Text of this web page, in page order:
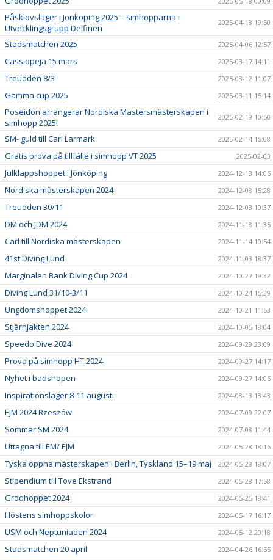
Påsklovsläger i Jönköping 2025 – simhopparna i
Utvecklingsgrupp Delfinen
2025-04-18 19:50
Stadsmatchen 2025 2025-04-06 12:57
Cassiopeja 15 mars 2025-03-17 14:11
Treudden 8/3 2025-03-12 11:07
Gamma cup 2025 2025-03-11 15:14
Poseidon arrangerar Nordiska Mastersmästerskapen i
simhopp 2025!
2025-02-19 10:50
SM- guld till Carl Larmark 2025-02-14 15:08
Gratis prova på tillfälle i simhopp VT 2025 2025-02-03
Julklappshoppet i Jönköping 2024-12-13 14:06
Nordiska mästerskapen 2024 2024-12-08 15:28
Treudden 30/11 2024-12-03 10:37
DM och JDM 2024 2024-11-18 11:35
Carl till Nordiska mästerskapen 2024-11-14 10:54
41st Diving Lund 2024-11-03 18:37
Marginalen Bank Diving Cup 2024 2024-10-27 19:32
Diving Lund 31/10-3/11 2024-10-24 15:39
Ungdomshoppet 2024 2024-10-21 11:53
Stjärnjakten 2024 2024-10-05 18:04
Speedo Dive 2024 2024-09-29 23:09
Prova på simhopp HT 2024 2024-09-27 14:17
Nyhet i badshopen 2024-09-27 14:06
Inspirationsläger 8-11 augusti 2024-08-13 13:43
EJM 2024 Rzeszów 2024-07-09 22:07
Sommar SM 2024 2024-07-08 11:44
Uttagna till EM/ EJM 2024-05-28 18:16
Tyska öppna mästerskapen i Berlin, Tyskland 15–19 maj 2024-05-28 18:07
Stipendium till Tove Ekstrand 2024-05-28 17:58
Grodhoppet 2024 2024-05-25 18:41
Höstens simhoppskolor 2024-05-17 16:17
USM och Neptuniaden 2024 2024-05-12 20:18
Stadsmatchen 20 april 2024-04-26 16:55